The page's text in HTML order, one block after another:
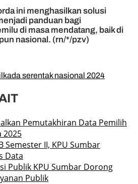
ini menghasilkan solusi
panduan bagi
di masa mendatang, baik di
nasional. (rn/*/pzv)
serentak nasional 2024
Pemutakhiran Data Pemilih
2025
Semester II, KPU Sumbar
Data
Publik KPU Sumbar Dorong
Publik